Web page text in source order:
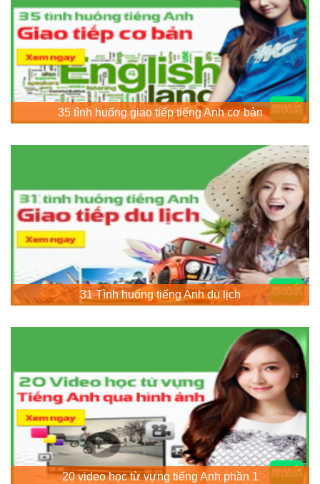
35 tình huống giao tiếp tiếng Anh cơ bản
31 Tình huống tiếng Anh du lịch
20 video học từ vựng tiếng Anh phần 1